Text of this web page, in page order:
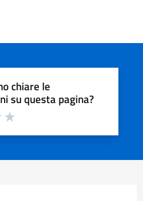
chiare le
su questa pagina?
la pagina